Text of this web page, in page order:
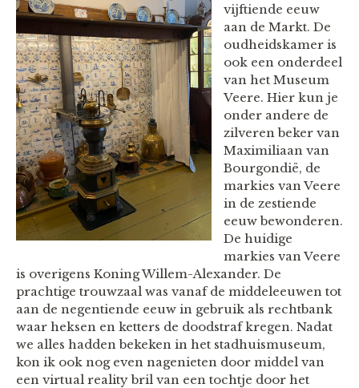
vijftiende eeuw
aan de Markt. De
oudheidskamer is
ook een onderdeel
van het Museum
Veere. Hier kun je
onder andere de
zilveren beker van
Maximiliaan van
Bourgondië, de
markies van Veere
in de zestiende
eeuw bewonderen.
De huidige
markies van Veere
is overigens Koning Willem-Alexander. De
prachtige trouwzaal was vanaf de middeleeuwen tot
aan de negentiende eeuw in gebruik als rechtbank
waar heksen en ketters de doodstraf kregen. Nadat
we alles hadden bekeken in het stadhuismuseum,
kon ik ook nog even nagenieten door middel van
een virtual reality bril van een tochtje door het